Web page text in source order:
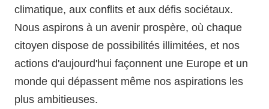
climatique, aux conflits et aux défis sociétaux.
Nous aspirons à un avenir prospère, où chaque
citoyen dispose de possibilités illimitées, et nos
actions d'aujourd'hui façonnent une Europe et un
monde qui dépassent même nos aspirations les
plus ambitieuses.